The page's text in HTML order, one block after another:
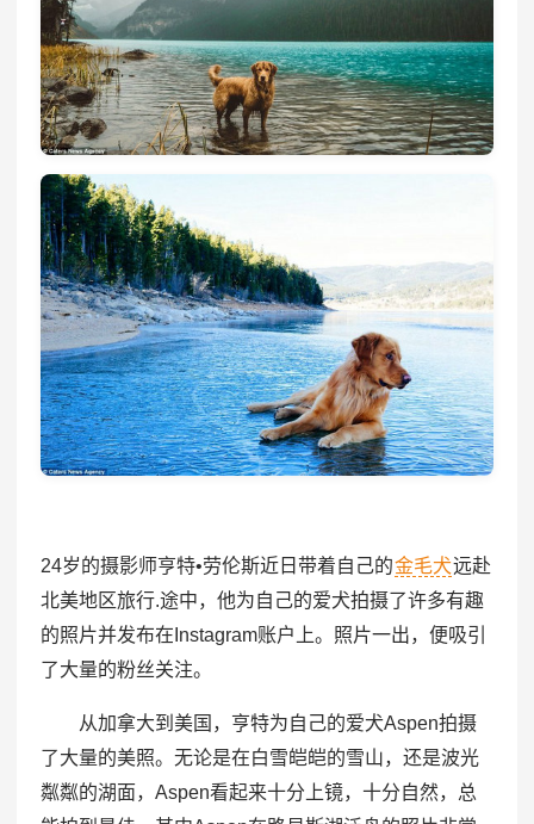
24岁的摄影师亨特•劳伦斯近日带着自己的金毛犬远赴
北美地区旅行.途中，他为自己的爱犬拍摄了许多有趣
的照片并发布在Instagram账户上。照片一出，便吸引
了大量的粉丝关注。
从加拿大到美国，亨特为自己的爱犬Aspen拍摄
了大量的美照。无论是在白雪皑皑的雪山，还是波光
粼粼的湖面，Aspen看起来十分上镜，十分自然，总